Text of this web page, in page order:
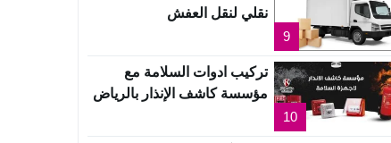
9
نقلي لنقل العفش
10
تركيب ادوات السلامة مع
مؤسسة كاشف الإنذار بالرياض